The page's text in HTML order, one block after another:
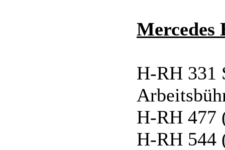
Mercedes
H-RH 331
H-RH 477
H-RH 544